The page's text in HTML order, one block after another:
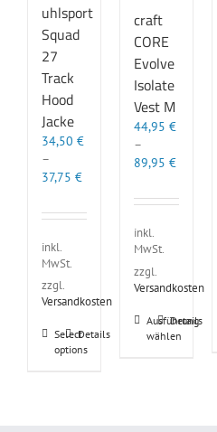
uhlsport
Squad
27
Track
Hood
Jacke
34,50 €
–
37,75 €
inkl.
MwSt.
zzgl.
Versandkosten
Select
options
Dieses
Produkt
Details
craft
CORE
Evolve
Isolate
Vest M
44,95 €
–
89,95 €
inkl.
MwSt.
zzgl.
Versandkosten
Ausführung
wählen
Dieses
Produkt
Details